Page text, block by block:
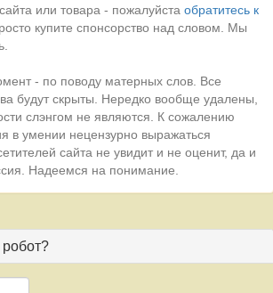
или товара - пожалуйста обратитесь к
купите спонсорство над словом. Мы
- по поводу матерных слов. Все
будут скрыты. Нередко вообще удалены,
слэнгом не являются. К сожалению
в умении нецензурно выражаться
сайта не увидит и не оценит, да и
Надеемся на понимание.